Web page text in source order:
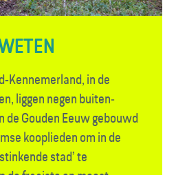
Kennemerland, in de
liggen negen buiten­
de Gouden Eeuw gebouwd
kooplieden om in de
stad’ te